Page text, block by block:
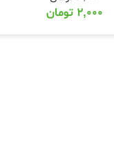
۲,۰۰۰ تومان